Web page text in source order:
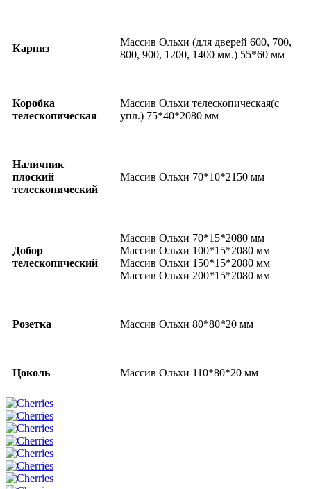
Карниз
Массив Ольхи (для дверей 600, 700,
800, 900, 1200, 1400 мм.) 55*60 мм
Коробка
телескопическая
Массив Ольхи телескопическая(с
упл.) 75*40*2080 мм
Наличник
плоский
телескопический
Массив Ольхи 70*10*2150 мм
Добор
телескопический
Массив Ольхи 70*15*2080 мм
Массив Ольхи 100*15*2080 мм
Массив Ольхи 150*15*2080 мм
Массив Ольхи 200*15*2080 мм
Розетка Массив Ольхи 80*80*20 мм
Цоколь Массив Ольхи 110*80*20 мм